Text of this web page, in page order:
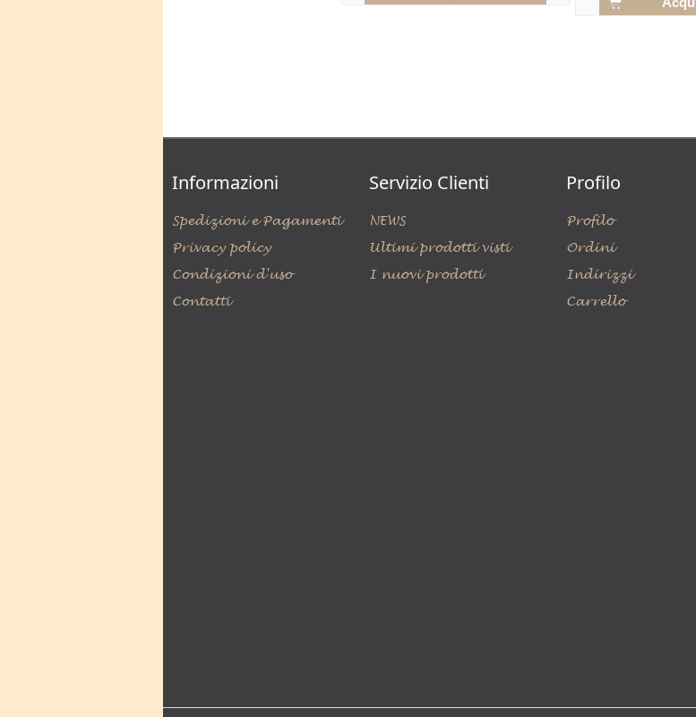
Informazioni
Spedizioni e Pagamenti
Privacy policy
Condizioni d'uso
Contatti
Servizio Clienti
NEWS
Ultimi prodotti visti
I nuovi prodotti
Profilo
Profilo
Ordini
Indirizzi
Carrello